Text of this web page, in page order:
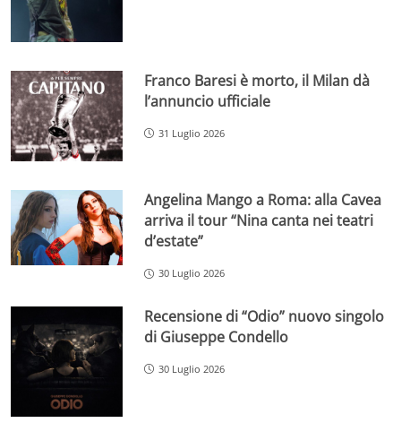
Franco Baresi è morto, il Milan dà
l’annuncio ufficiale
31 Luglio 2026
Angelina Mango a Roma: alla Cavea
arriva il tour “Nina canta nei teatri
d’estate”
30 Luglio 2026
Recensione di “Odio” nuovo singolo
di Giuseppe Condello
30 Luglio 2026